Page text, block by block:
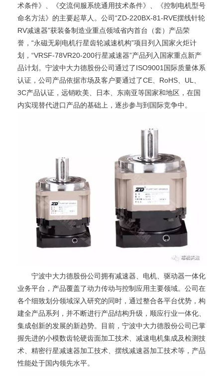
术条件》、《交流伺服系统通用技术条件》、《控制电机型号
命名方法》的主要起草人。公司“ZD-220BX-81-RVE摆线针轮
RV减速器”获装备制造业重点领域省内首台（套）产品荣
誉，“永磁无刷电机行星齿轮减速机构”项目列入国家火炬计
划，“VRSF-78VR20-200行星减速器”产品列入国家重点新产
品计划。宁波中大力德股份公司通过了ISO9001国际质量体系
认证，公司产品依据市场及客户要通过了CE、RoHS、UL、
3C产品认证，远销欧美、日本、东南亚等国家和地区，在国
内实现替代进口产品的基础上，逐步参与到国际竞争中。
宁波中大力德股份公司拥有减速器、电机、驱动器一体化
业务平台，产品覆盖了动力传动与控制应用主要领域。公司在
各个细致划分领域深入研究的同时，通过整合各平台优势，构
建全产品系列，并不断进行产品结构升级，顺应行业一体化、
集成创新的发展的新趋势。目前，宁波中大力德股份公司已掌
握先进的小模数齿轮硬齿面加工技术、减速电机集成及检测技
术、精密行星减速器加工技术、摆线减速器加工技术等，产品
性能处于国内领先水平。